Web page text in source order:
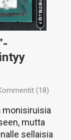
(18)
monisiruisia
mutta
sellaisia